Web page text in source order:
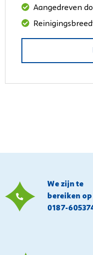
Aangedreven
We zijn te
bereiken op
0187-